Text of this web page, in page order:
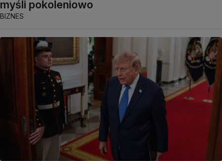
myśli pokoleniowo
BIZNES